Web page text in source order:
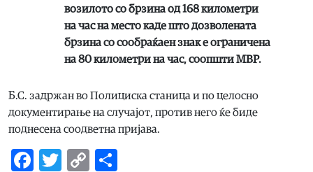
возилото со брзина од 168 километри
на час на место каде што дозволената
брзина со сообраќаен знак е ограничена
на 80 километри на час, соопшти МВР.
Б.С. задржан во Полициска станица и по целосно
документирање на случајот, против него ќе биде
поднесена соодветна пријава.
Facebook
Twitter
Copy